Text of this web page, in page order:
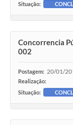
Situação:
Concorrencia
002
Postagem: 20/01/
Realização:
Situação: